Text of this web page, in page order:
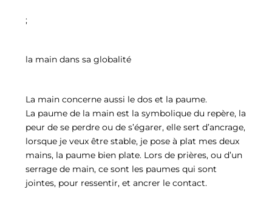
;
la main dans sa globalité
La main concerne aussi le dos et la paume.
La paume de la main est la symbolique du repère, la
peur de se perdre ou de s’égarer, elle sert d’ancrage,
lorsque je veux être stable, je pose à plat mes deux
mains, la paume bien plate. Lors de prières, ou d’un
serrage de main, ce sont les paumes qui sont
jointes, pour ressentir, et ancrer le contact.